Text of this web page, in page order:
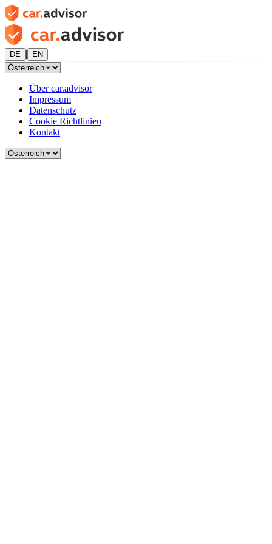
DE | EN
Über car.advisor
Impressum
Datenschutz
Cookie Richtlinien
Kontakt